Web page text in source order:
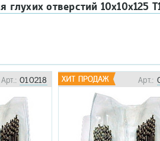
глухих отверстий 10х10х125
Арт.:010218 Арт.: